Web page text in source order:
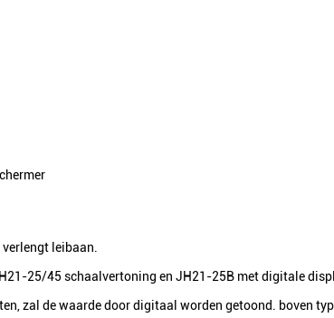
leibaan.
25/45 schaalvertoning en JH21-25B met digitale
zal de waarde door digitaal worden getoond. boven